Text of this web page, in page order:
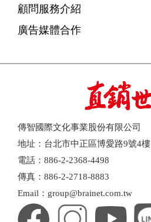
顧問服務介紹
廣告媒體合作
傳智國際文化事業股份有限公司
地址：台北市中正區博愛路9號4樓
電話：886-2-2368-4498
傳真：886-2-2718-8883
Email：group@brainet.com.tw